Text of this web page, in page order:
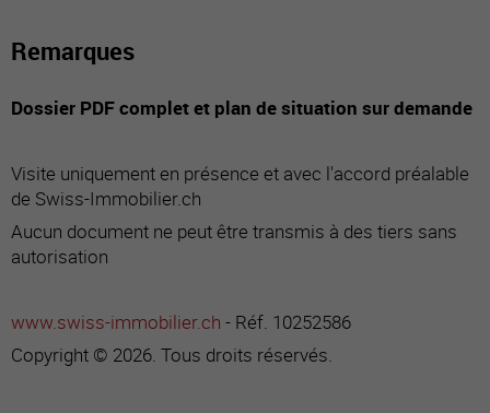
Remarques
Dossier PDF complet et plan de situation sur demande
Visite uniquement en présence et avec l'accord préalable
de Swiss-Immobilier.ch
Aucun document ne peut être transmis à des tiers sans
autorisation
www.swiss-immobilier.ch - Réf. 10252586
Copyright © 2026. Tous droits réservés.